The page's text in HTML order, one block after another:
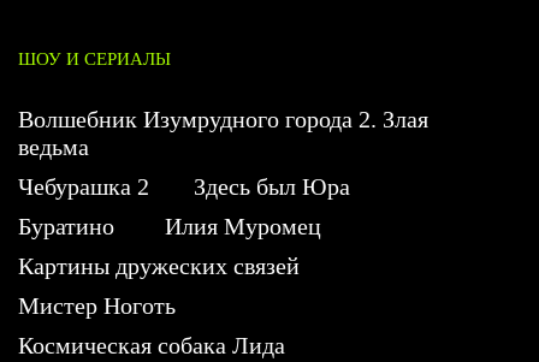
ШОУ И СЕРИАЛЫ
Волшебник Изумрудного города 2. Злая
ведьма
Чебурашка 2
Здесь был Юра
Буратино
Илия Муромец
Картины дружеских связей
Мистер Ноготь
Космическая собака Лида